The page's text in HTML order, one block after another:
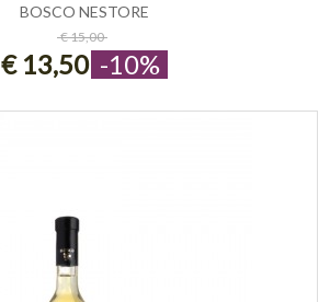
ESAURITO
BOSCO NESTORE
€ 15,00
€ 13,50 -10%